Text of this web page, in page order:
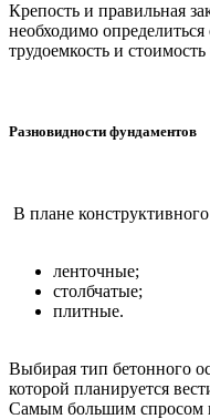
Крепость и правильная
необходимо
трудоемкость и
Разновидности фундаментов
В плане
ленточные;
столбчатые;
плитные.
Выбирая тип бетонного
которой планируется
Самым большим спросом